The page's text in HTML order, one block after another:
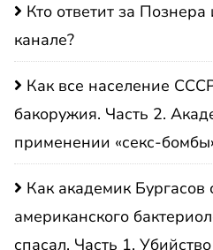
Кто ответит за
канале?
Как все население
бакоружия. Часть 2.
применении «секс-
Как академик Бургасов
американского
спасал. Часть 1.